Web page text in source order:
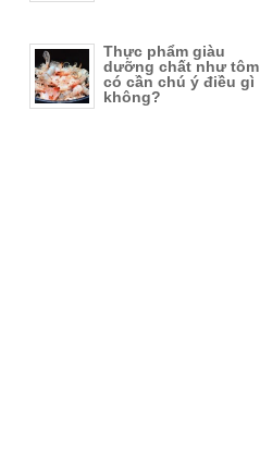
Thực phẩm giàu
dưỡng chất như tôm
có cần chú ý điều gì
không?